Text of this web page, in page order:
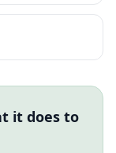
it does to